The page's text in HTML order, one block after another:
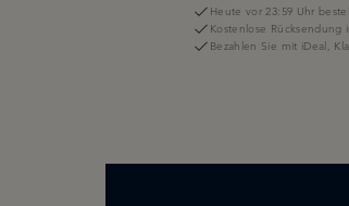
Heute vor 23:59 Uhr
Kostenlose Rücksendung
Bezahlen Sie mit iDeal,